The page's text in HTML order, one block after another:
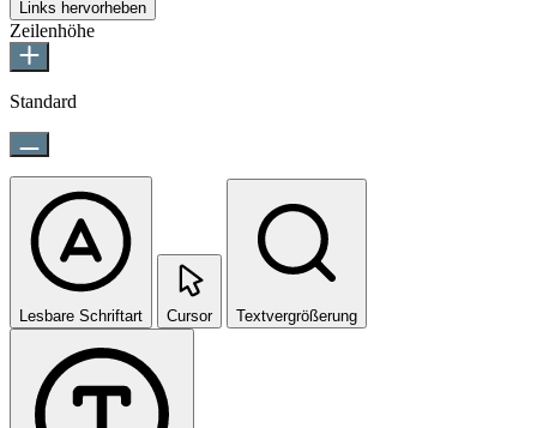
Links hervorheben
Zeilenhöhe
Standard
Lesbare Schriftart Cursor Textvergrößerung